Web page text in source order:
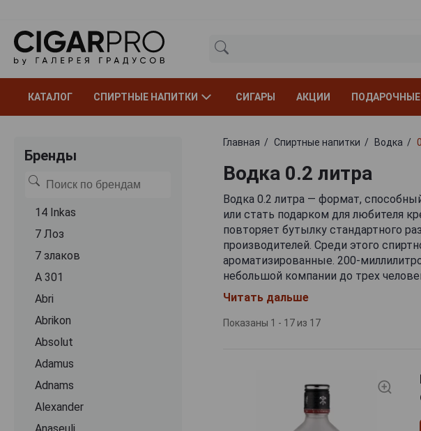
КАТАЛОГ СПИРТНЫЕ НАПИТКИ СИГАРЫ АКЦИИ
Бренды
14 Inkas
7 Лоз
7 злаков
A 301
Abri
Abrikon
Absolut
Adamus
Adnams
Alexander
Главная Спиртные напитки Водка
Водка 0.2 литра
Водка 0.2 литра — формат,
или стать подарком для любителя
повторяет бутылку стандартного
производителей. Среди этого
ароматизированные. 200-
небольшой компании до трех
премиальные, но и бюджетные
выбрать напиток по вкусу, чтобы
Читать дальше
Показаны 1 - 17 из 17